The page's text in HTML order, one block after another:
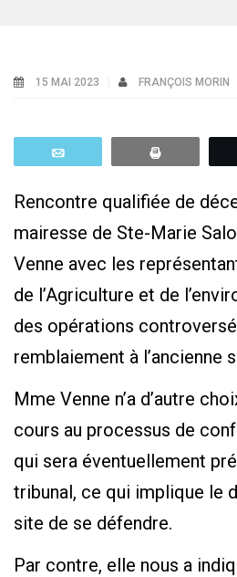
15 MAI 2023 FRANÇOIS MORIN
Rencontre qualifiée de
mairesse de Ste-Marie
Venne avec les
de l’Agriculture et de
des opérations
remblaiement à l’ancienne
Mme Venne n’a d’autre
cours au processus de
qui sera éventuellement
tribunal, ce qui implique le
site de se défendre.
Par contre, elle nous a